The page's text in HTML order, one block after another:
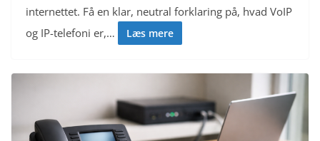
internettet. Få en klar, neutral forklaring på, hvad VoIP
og IP-telefoni er,…
Læs mere